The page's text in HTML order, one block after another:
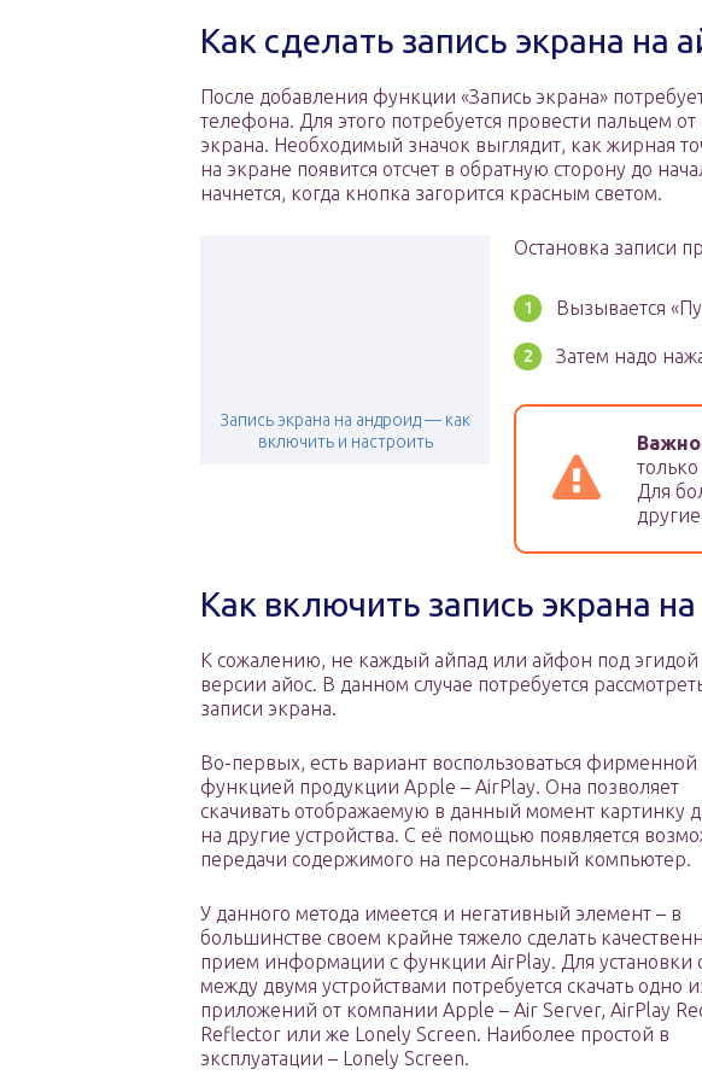
Как сделать запись экрана на
После добавления функции «Запись экрана»
телефона. Для этого потребуется провести пальцем
экрана. Необходимый значок выглядит, как жирная
на экране появится отсчет в обратную сторону до
начнется, когда кнопка загорится красным светом.
Запись экрана на андроид — как
включить и настроить
Остановка записи
Вызывается
Затем надо
Для
Как включить запись экрана
К сожалению, не каждый айпад или айфон под
версии айос. В данном случае потребуется
записи экрана.
Во-первых, есть вариант воспользоваться фирменной
функцией продукции Apple – AirPlay. Она позволяет
скачивать отображаемую в данный момент картинку
на другие устройства. С её помощью появляется
передачи содержимого на персональный компьютер.
У данного метода имеется и негативный элемент – в
большинстве своем крайне тяжело сделать
прием информации с функции AirPlay. Для установки
между двумя устройствами потребуется скачать одно
приложений от компании Apple – Air Server, AirPlay
Reflector или же Lonely Screen. Наиболее простой в
эксплуатации – Lonely Screen.